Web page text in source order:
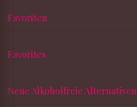
Favoriten
Favorites
Neue Alkoholfreie Alternativen